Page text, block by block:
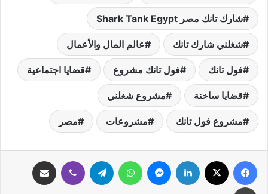
شارك تانك مصر Shark Tank Egypt
شغلني شارك تانك عالم المال والأعمال
فول تانك فول تانك مشروع قضايا اجتماعية
قضايا ساخنة مشروع شغلني
مشروع فول تانك مشروعات مصر
فيسبوك لينكدإن ماسنجر واتساب تيلقرام ڤايبر
طباعة